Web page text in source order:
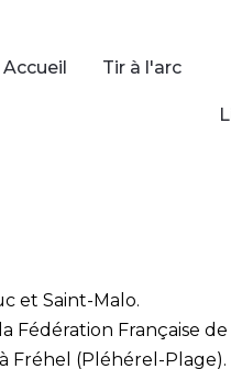
Accueil Tir à l'arc
et Saint-Malo.
Fédération Française de
à Fréhel (Pléhérel-Plage).